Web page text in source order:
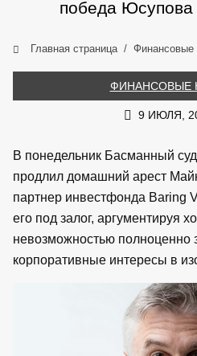
победа Юсупова
Главная страница Финансовые
ФИНАНСОВЫЕ
9 ИЮЛЯ,
В понедельник Басманный
продлил домашний арест
партнер инвестфонда Baring
его под залог, аргументируя
невозможностью полноценно
корпоративные интересы в